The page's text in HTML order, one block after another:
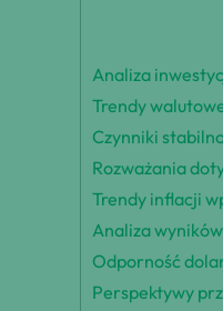
Analiza
Trendy
Czynniki
Rozważania
Trendy inflacji
Analiza
Odporność
Perspektywy